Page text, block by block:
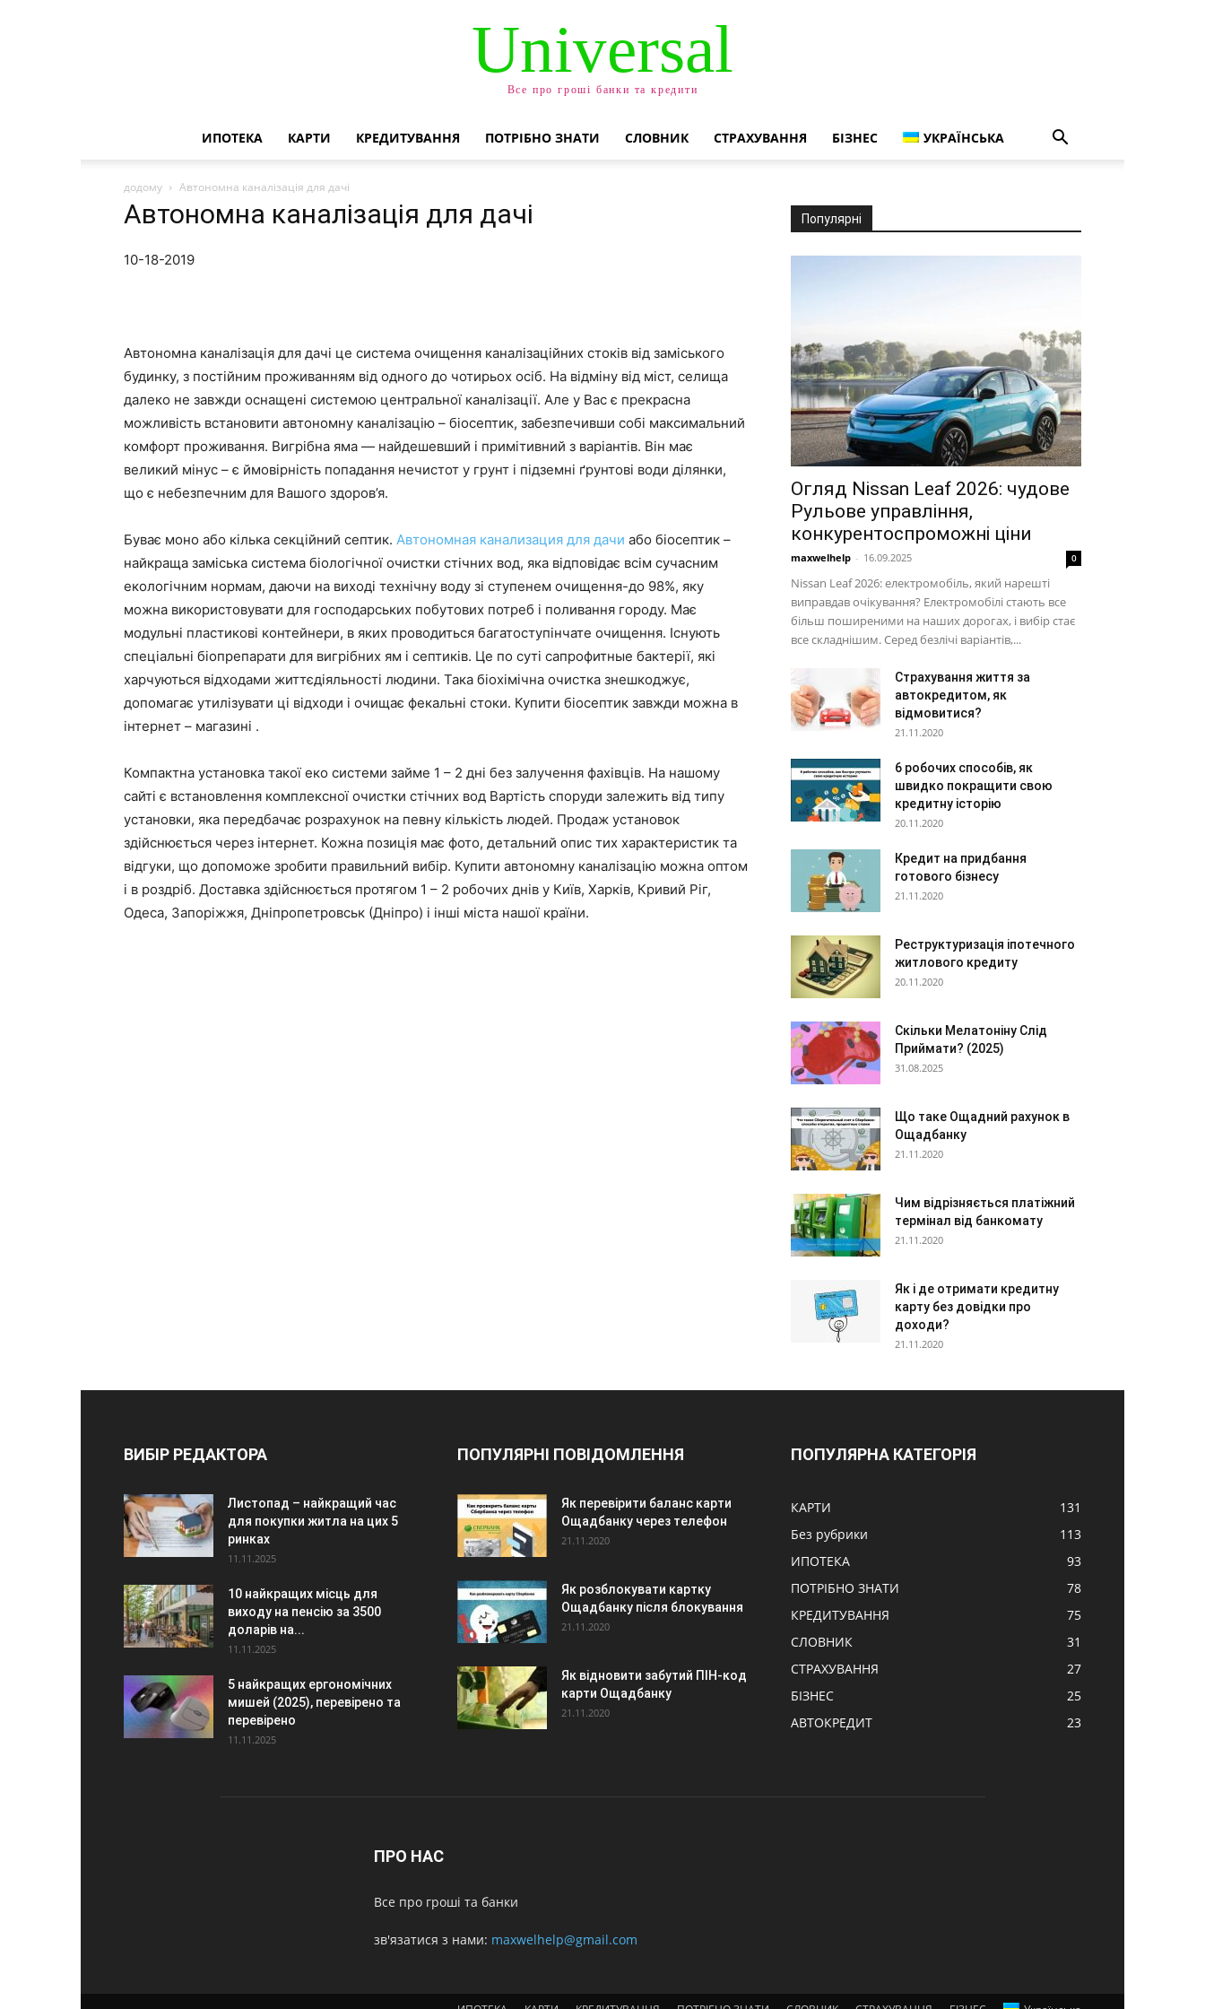
Universal
Все про гроші банки та кредити
ИПОТЕКА КАРТИ КРЕДИТУВАННЯ ПОТРІБНО ЗНАТИ СЛОВНИК СТРАХУВАННЯ БІЗНЕС УКРАЇНСЬКА
додому Автономна каналізація для дачі
Автономна каналізація для дачі
10-18-2019
Автономна каналізація для дачі це система очищення каналізаційних стоків від заміського
будинку, з постійним проживанням від одного до чотирьох осіб. На відміну від міст, селища
далеко не завжди оснащені системою центральної каналізації. Але у Вас є прекрасна
можливість встановити автономну каналізацію – біосептик, забезпечивши собі максимальний
комфорт проживання. Вигрібна яма — найдешевший і примітивний з варіантів. Він має
великий мінус – є ймовірність попадання нечистот у грунт і підземні ґрунтові води ділянки,
що є небезпечним для Вашого здоров’я.
Буває моно або кілька секційний септик. Автономная канализация для дачи або біосептик –
найкраща заміська система біологічної очистки стічних вод, яка відповідає всім сучасним
екологічним нормам, даючи на виході технічну воду зі ступенем очищення-до 98%, яку
можна використовувати для господарських побутових потреб і поливання городу. Має
модульні пластикові контейнери, в яких проводиться багатоступінчате очищення. Існують
спеціальні біопрепарати для вигрібних ям і септиків. Це по суті сапрофитные бактерії, які
харчуються відходами життєдіяльності людини. Така біохімічна очистка знешкоджує,
допомагає утилізувати ці відходи і очищає фекальні стоки. Купити біосептик завжди можна в
інтернет – магазині .
Компактна установка такої еко системи займе 1 – 2 дні без залучення фахівців. На нашому
сайті є встановлення комплексної очистки стічних вод Вартість споруди залежить від типу
установки, яка передбачає розрахунок на певну кількість людей. Продаж установок
здійснюється через інтернет. Кожна позиція має фото, детальний опис тих характеристик та
відгуки, що допоможе зробити правильний вибір. Купити автономну каналізацію можна оптом
і в роздріб. Доставка здійснюється протягом 1 – 2 робочих днів у Київ, Харків, Кривий Ріг,
Одеса, Запоріжжя, Дніпропетровськ (Дніпро) і інші міста нашої країни.
Популярні
Огляд Nissan Leaf 2026: чудове
Рульове управління,
конкурентоспроможні ціни
maxwelhelp - 16.09.2025 0
Nissan Leaf 2026: електромобіль, який нарешті
виправдав очікування? Електромобілі стають все
більш поширеними на наших дорогах, і вибір стає
все складнішим. Серед безлічі варіантів,...
Страхування життя за
автокредитом, як
відмовитися?
21.11.2020
6 робочих способів, як
швидко покращити свою
кредитну історію
20.11.2020
Кредит на придбання
готового бізнесу
21.11.2020
Реструктуризація іпотечного
житлового кредиту
20.11.2020
Скільки Мелатоніну Слід
Приймати? (2025)
31.08.2025
Що таке Ощадний рахунок в
Ощадбанку
21.11.2020
Чим відрізняється платіжний
термінал від банкомату
21.11.2020
Як і де отримати кредитну
карту без довідки про
доходи?
21.11.2020
ВИБІР РЕДАКТОРА
Листопад – найкращий час
для покупки житла на цих 5
ринках
11.11.2025
10 найкращих місць для
виходу на пенсію за 3500
доларів на...
11.11.2025
5 найкращих ергономічних
мишей (2025), перевірено та
перевірено
11.11.2025
ПОПУЛЯРНІ ПОВІДОМЛЕННЯ
Як перевірити баланс карти
Ощадбанку через телефон
21.11.2020
Як розблокувати картку
Ощадбанку після блокування
21.11.2020
Як відновити забутий ПІН-код
карти Ощадбанку
21.11.2020
ПОПУЛЯРНА КАТЕГОРІЯ
КАРТИ
131
Без рубрики
113
ИПОТЕКА
93
ПОТРІБНО ЗНАТИ
78
КРЕДИТУВАННЯ
75
СЛОВНИК
31
СТРАХУВАННЯ
27
БІЗНЕС
25
АВТОКРЕДИТ
23
ПРО НАС
Все про гроші та банки
зв'язатися з нами: maxwelhelp@gmail.com